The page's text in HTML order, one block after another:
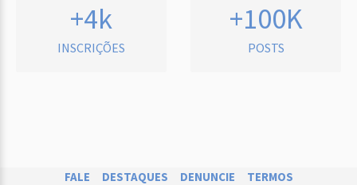
+4k
INSCRIÇÕES
+100K
POSTS
FALE DESTAQUES DENUNCIE TERMOS